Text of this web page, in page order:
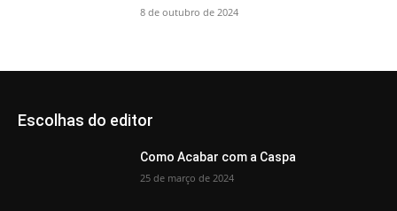
8 de outubro de 2024
Escolhas do editor
Como Acabar com a Caspa
25 de março de 2024